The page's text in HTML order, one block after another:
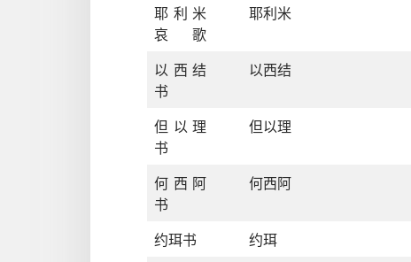
耶利米
哀歌
耶利米
以西结
书
以西结
但以理
书
但以理
何西阿
书
何西阿
约珥书 约珥